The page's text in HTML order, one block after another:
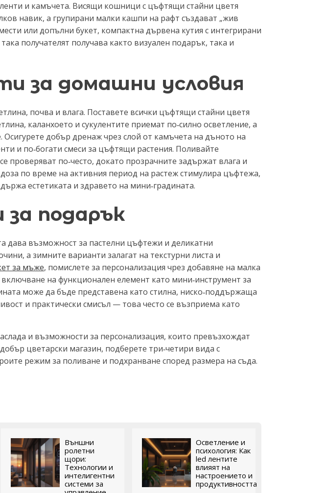
и камъчета. Висящи кошници с цъфтящи стайни цветя
навик, а групирани малки кашпи на рафт създават „жив
или допълни букет, компактна дървена кутия с интегрирани
получателят получава както визуален подарък, така и
за домашни условия
почва и влага. Поставете всички цъфтящи стайни цветя
каланхоето и сукулентите приемат по‑силно осветление, а
Осигурете добър дренаж чрез слой от камъчета на дъното на
и по‑богати смеси за цъфтящи растения. Поливайте
проверяват по‑често, докато прозрачните задържат влага и
по време на активния период на растеж стимулира цъфтежа,
естетиката и здравето на мини‑градината.
за подарък
дава възможност за пастелни цъфтежи и деликатни
а зимните варианти залагат на текстурни листа и
за мъже, помислете за персонализация чрез добавяне на малка
на функционален елемент като мини‑инструмент за
може да бъде представена като стилна, ниско‑поддържаща
и практически смисъл — това често се възприема като
и възможности за персонализация, които превъзхождат
цветарски магазин, подберете три‑четири вида с
режим за поливане и подхранване според размера на съда.
Външни
ролетни
щори:
Технологии и
интелигентни
системи за
Осветление и
психология: Как
led лентите
влияят на
настроението и
продуктивността